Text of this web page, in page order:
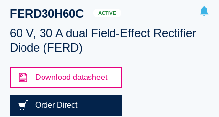
Pleaselog into show your saved searches.
FERD30H60C ACTIVE
60 V, 30 A dual Field-Effect Rectifier
Diode (FERD)
Download datasheet
Order Direct